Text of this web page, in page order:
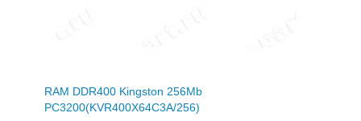
RAM DDR400 Kingston 256Mb
PC3200(KVR400X64C3A/256)